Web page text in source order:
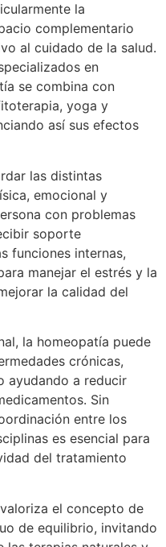
la
complementario
al cuidado de la salud.
en
se combina con
yoga y
así sus efectos
las distintas
emocional y
con problemas
soporte
funciones internas,
manejar el estrés y la
la calidad del
la homeopatía puede
crónicas,
ayudando a reducir
Sin
entre los
es esencial para
del tratamiento
el concepto de
de equilibrio, invitando